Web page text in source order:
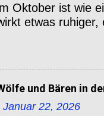
Oktober ist wie
etwas ruhiger,
und eine FAQ,
7-8 °C, je
nicht
und Bären in
Januar 22, 2026